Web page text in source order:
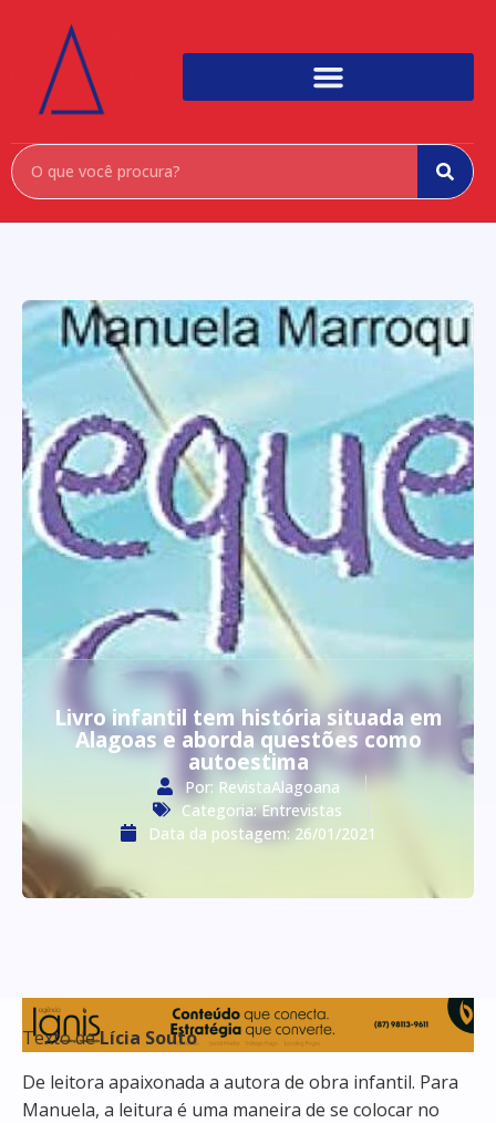
Livro infantil tem história situada em
Alagoas e aborda questões como
autoestima
Por: RevistaAlagoana
Categoria: Entrevistas
Data da postagem: 26/01/2021
Texto deLícia Souto
De leitora apaixonada a autora de obra infantil. Para
Manuela, a leitura é uma maneira de se colocar no